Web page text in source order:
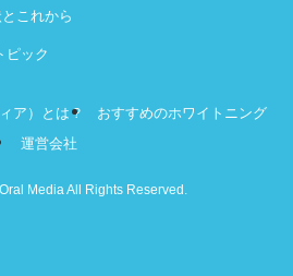
これから
ピック
ア）とは？
おすすめのホワイトニング
運営会社
Media All Rights Reserved.